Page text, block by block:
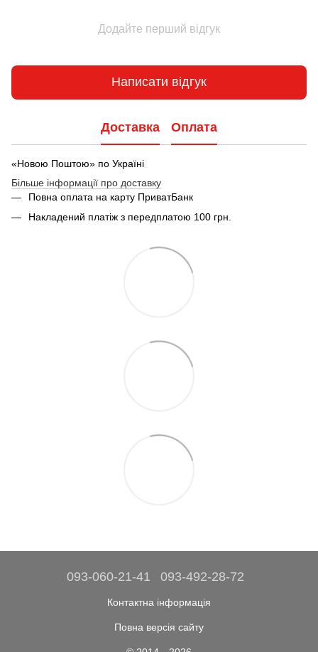
Додайте перший відгук
Написати відгук
Доставка Оплата
«Новою Поштою» по Україні
Більше інформації про доставку
Повна оплата на карту ПриватБанк
Накладений платіж з передплатою 100 грн.
093-060-21-41 093-492-28-72
Контактна інформація
Повна версія сайту